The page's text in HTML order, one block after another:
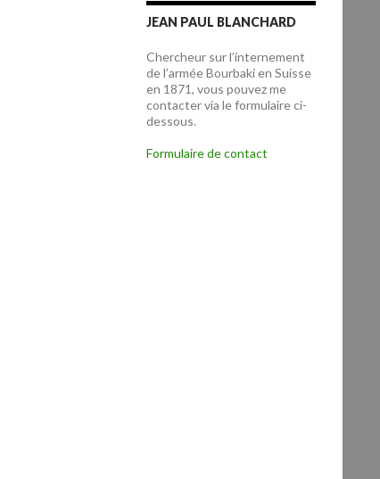
JEAN PAUL BLANCHARD
Chercheur sur l’internement
de l’armée Bourbaki en Suisse
en 1871, vous pouvez me
contacter via le formulaire ci-
dessous.
Formulaire de contact